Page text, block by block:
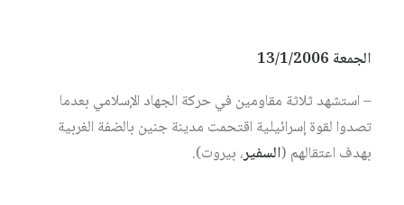
الجمعة 13/1/2006
– استشهد ثلاثة مقاومين في حركة الجهاد الإسلامي بعدما
تصدوا لقوة إسرائيلية اقتحمت مدينة جنين بالضفة الغربية
بهدف اعتقالهم (السفير، بيروت).